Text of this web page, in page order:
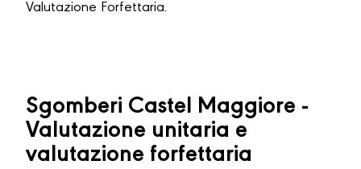
Valutazione Forfettaria.
Sgomberi Castel Maggiore -
Valutazione unitaria e
valutazione forfettaria